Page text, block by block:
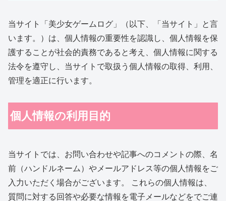
当サイト「美少女ゲームログ」（以下、「当サイト」と言
います。）は、個人情報の重要性を認識し、個人情報を保
護することが社会的責務であると考え、個人情報に関する
法令を遵守し、当サイトで取扱う個人情報の取得、利用、
管理を適正に行います。
個人情報の利用目的
当サイトでは、お問い合わせや記事へのコメントの際、名
前（ハンドルネーム）やメールアドレス等の個人情報をご
入力いただく場合がございます。 これらの個人情報は、
質問に対する回答や必要な情報を電子メールなどをでご連